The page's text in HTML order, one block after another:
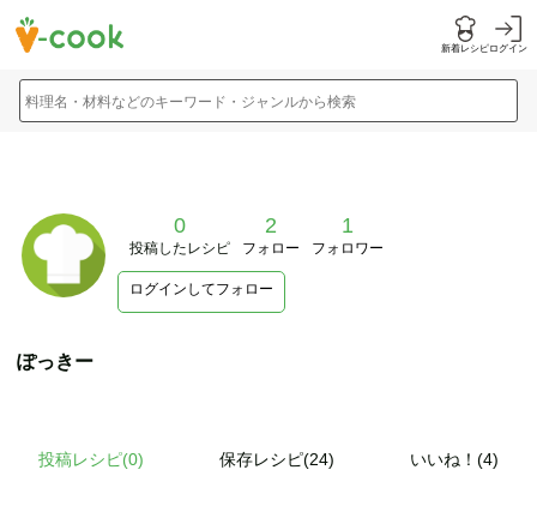
新着レシピログイン
料理名・材料などのキーワード・ジャンルから検索
0
投稿したレシピ
2
フォロー
1
フォロワー
ログインしてフォロー
ぽっきー
投稿レシピ(0) 保存レシピ(24) いいね！(4)